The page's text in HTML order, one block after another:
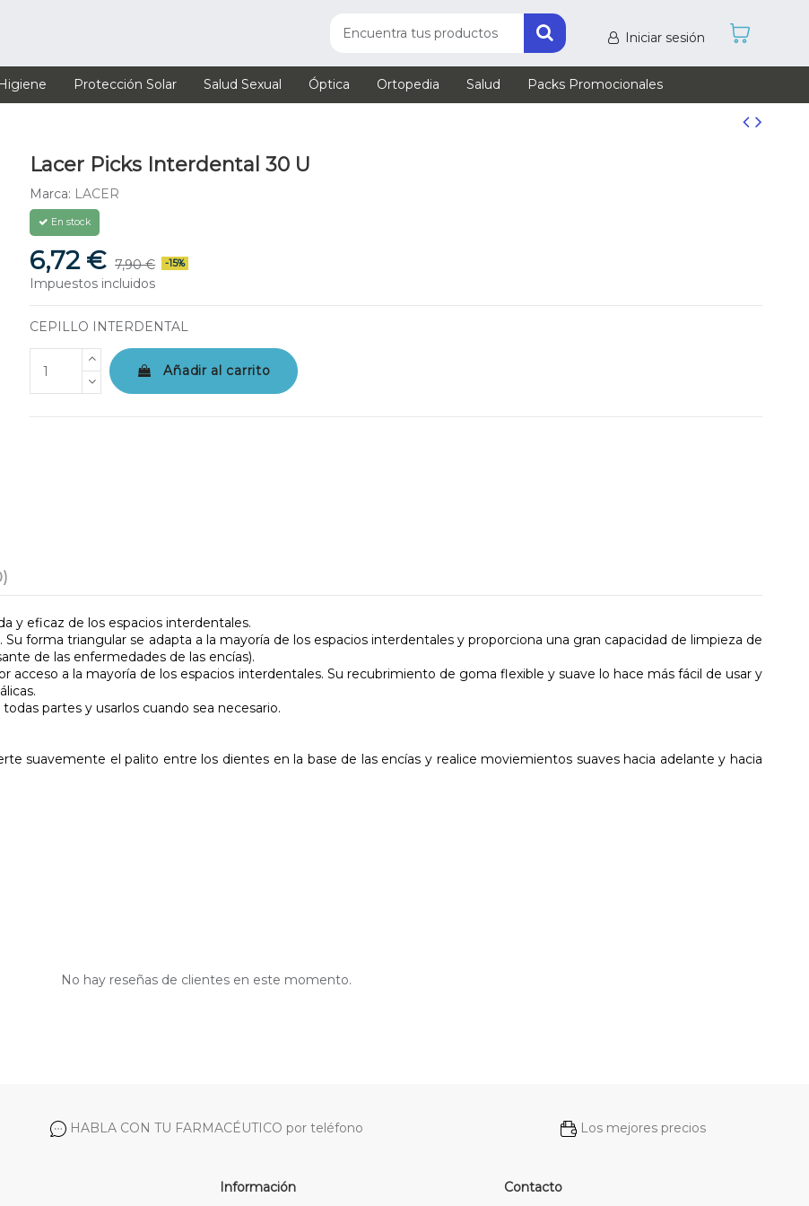
Iniciar sesión
Higiene Protección Solar Salud Sexual Óptica Ortopedia Salud Packs Promocionales
Lacer Picks Interdental 30 U
Marca: LACER
En stock
6,72 € 7,90 € -15%
Impuestos incluidos
CEPILLO INTERDENTAL
Añadir al carrito
y eficaz de los espacios interdentales.
forma triangular se adapta a la mayoría de los espacios interdentales y proporciona una gran capacidad de limpieza de
de las enfermedades de las encías).
a la mayoría de los espacios interdentales. Su recubrimiento de goma flexible y suave lo hace más fácil de usar y
partes y usarlos cuando sea necesario.
suavemente el palito entre los dientes en la base de las encías y realice moviemientos suaves hacia adelante y hacia
No hay reseñas de clientes en este momento.
HABLA CON TU FARMACÉUTICO por teléfono Los mejores precios
Información Contacto